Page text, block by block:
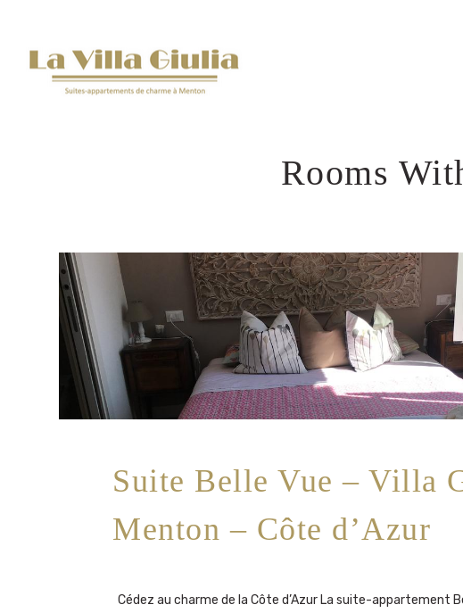
Rooms
Suite Belle Vue – Villa
Menton – Côte d’Azur
Cédez au charme de la Côte d’Azur La suite-appartement